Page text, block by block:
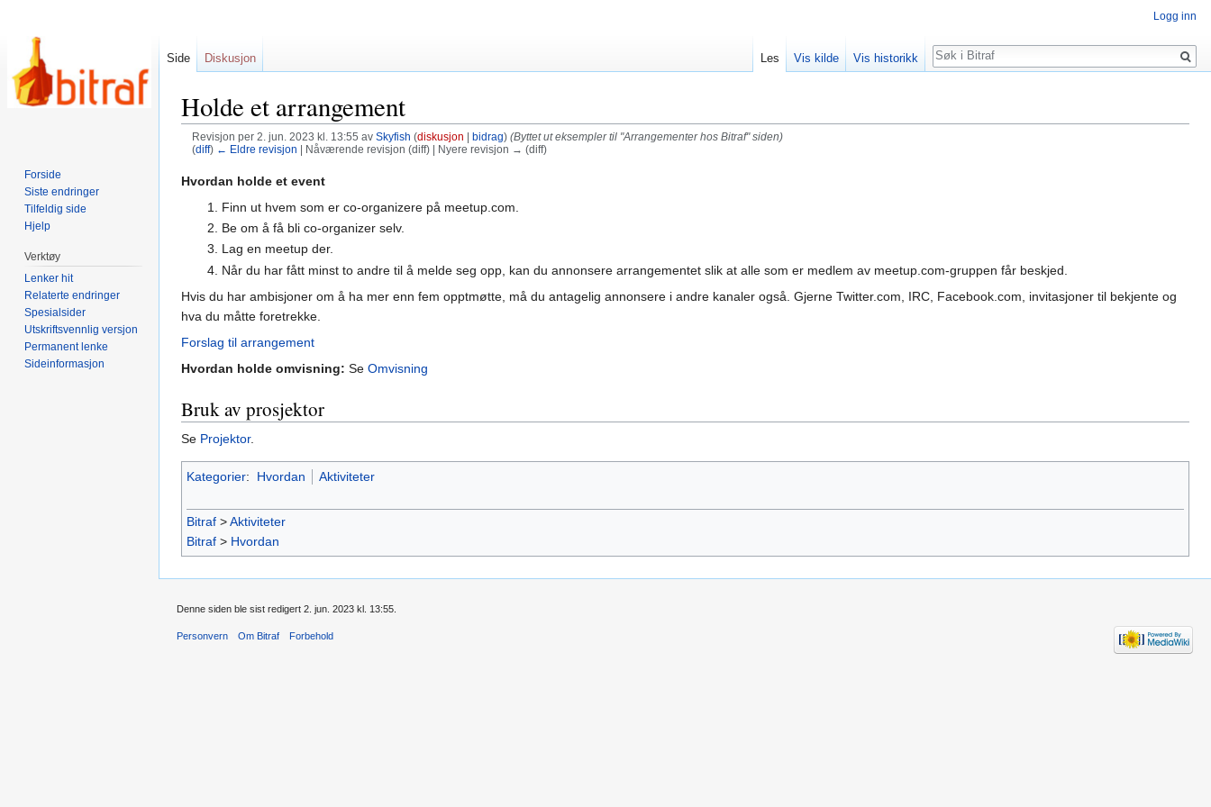
Holde et arrangement
Revisjon per 2. jun. 2023 kl. 13:55 av Skyfish (diskusjon bidrag) (Byttet ut eksempler til "Arrangementer hos Bitraf" siden)
(diff) ← Eldre revisjon | Nåværende revisjon (diff) | Nyere revisjon → (diff)
Hopp
Hopp
Hvordan holde et event
Finn ut hvem som er co-organizere på meetup.com.
Be om å få bli co-organizer selv.
Lag en meetup der.
Når du har fått minst to andre til å melde seg opp, kan du annonsere arrangementet slik at alle som er medlem av meetup.com-gruppen får beskjed.
Hvis du har ambisjoner om å ha mer enn fem opptmøtte, må du antagelig annonsere i andre kanaler også. Gjerne Twitter.com, IRC, Facebook.com, invitasjoner til bekjente og
hva du måtte foretrekke.
Forslag til arrangement
Hvordan holde omvisning: Se Omvisning
Bruk av prosjektor
Se Projektor.
Kategorier: Hvordan Aktiviteter
Bitraf >Aktiviteter
Bitraf > Hvordan
Logg inn
Side Diskusjon Les Vis kilde Vis historikk
Søk
Forside
Siste endringer
Tilfeldig side
Hjelp
Verktøy
Lenker hit
Relaterte endringer
Spesialsider
Utskriftsvennlig versjon
Permanent lenke
Sideinformasjon
Denne siden ble sist redigert 2. jun. 2023 kl. 13:55.
Personvern Om Bitraf Forbehold